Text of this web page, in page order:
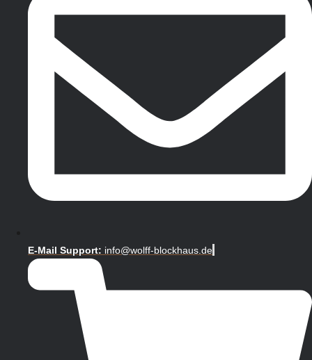
E-Mail Support: info@wolff-blockhaus.de